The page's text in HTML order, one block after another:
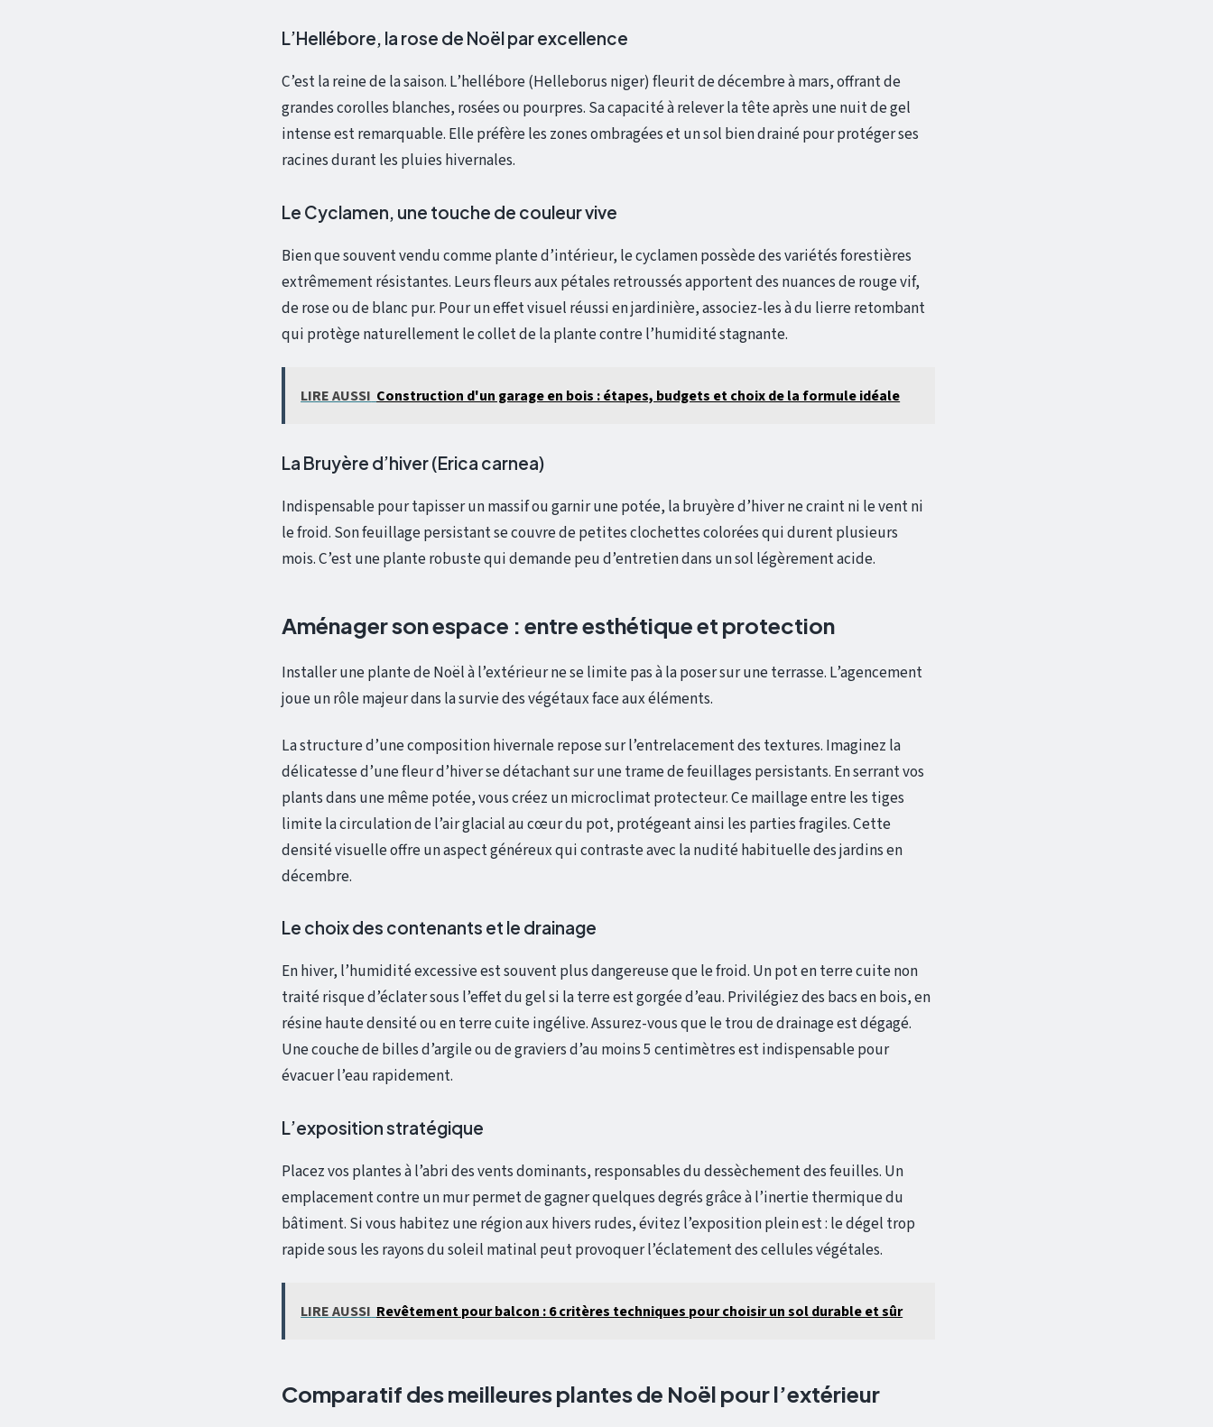
L’Hellébore, la rose de Noël par excellence
C’est la reine de la saison. L’hellébore (Helleborus niger) fleurit de décembre à mars, offrant de
grandes corolles blanches, rosées ou pourpres. Sa capacité à relever la tête après une nuit de gel
intense est remarquable. Elle préfère les zones ombragées et un sol bien drainé pour protéger ses
racines durant les pluies hivernales.
Le Cyclamen, une touche de couleur vive
Bien que souvent vendu comme plante d’intérieur, le cyclamen possède des variétés forestières
extrêmement résistantes. Leurs fleurs aux pétales retroussés apportent des nuances de rouge vif,
de rose ou de blanc pur. Pour un effet visuel réussi en jardinière, associez-les à du lierre retombant
qui protège naturellement le collet de la plante contre l’humidité stagnante.
LIRE AUSSI Construction d'un garage en bois : étapes, budgets et choix de la formule idéale
La Bruyère d’hiver (Erica carnea)
Indispensable pour tapisser un massif ou garnir une potée, la bruyère d’hiver ne craint ni le vent ni
le froid. Son feuillage persistant se couvre de petites clochettes colorées qui durent plusieurs
mois. C’est une plante robuste qui demande peu d’entretien dans un sol légèrement acide.
Aménager son espace : entre esthétique et protection
Installer une plante de Noël à l’extérieur ne se limite pas à la poser sur une terrasse. L’agencement
joue un rôle majeur dans la survie des végétaux face aux éléments.
La structure d’une composition hivernale repose sur l’entrelacement des textures. Imaginez la
délicatesse d’une fleur d’hiver se détachant sur une trame de feuillages persistants. En serrant vos
plants dans une même potée, vous créez un microclimat protecteur. Ce maillage entre les tiges
limite la circulation de l’air glacial au cœur du pot, protégeant ainsi les parties fragiles. Cette
densité visuelle offre un aspect généreux qui contraste avec la nudité habituelle des jardins en
décembre.
Le choix des contenants et le drainage
En hiver, l’humidité excessive est souvent plus dangereuse que le froid. Un pot en terre cuite non
traité risque d’éclater sous l’effet du gel si la terre est gorgée d’eau. Privilégiez des bacs en bois, en
résine haute densité ou en terre cuite ingélive. Assurez-vous que le trou de drainage est dégagé.
Une couche de billes d’argile ou de graviers d’au moins 5 centimètres est indispensable pour
évacuer l’eau rapidement.
L’exposition stratégique
Placez vos plantes à l’abri des vents dominants, responsables du dessèchement des feuilles. Un
emplacement contre un mur permet de gagner quelques degrés grâce à l’inertie thermique du
bâtiment. Si vous habitez une région aux hivers rudes, évitez l’exposition plein est : le dégel trop
rapide sous les rayons du soleil matinal peut provoquer l’éclatement des cellules végétales.
LIRE AUSSI Revêtement pour balcon : 6 critères techniques pour choisir un sol durable et sûr
Comparatif des meilleures plantes de Noël pour l’extérieur